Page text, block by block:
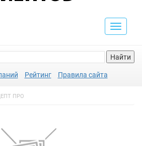
Toggle
Найти
Рейтинг Правила сайта
ПРО